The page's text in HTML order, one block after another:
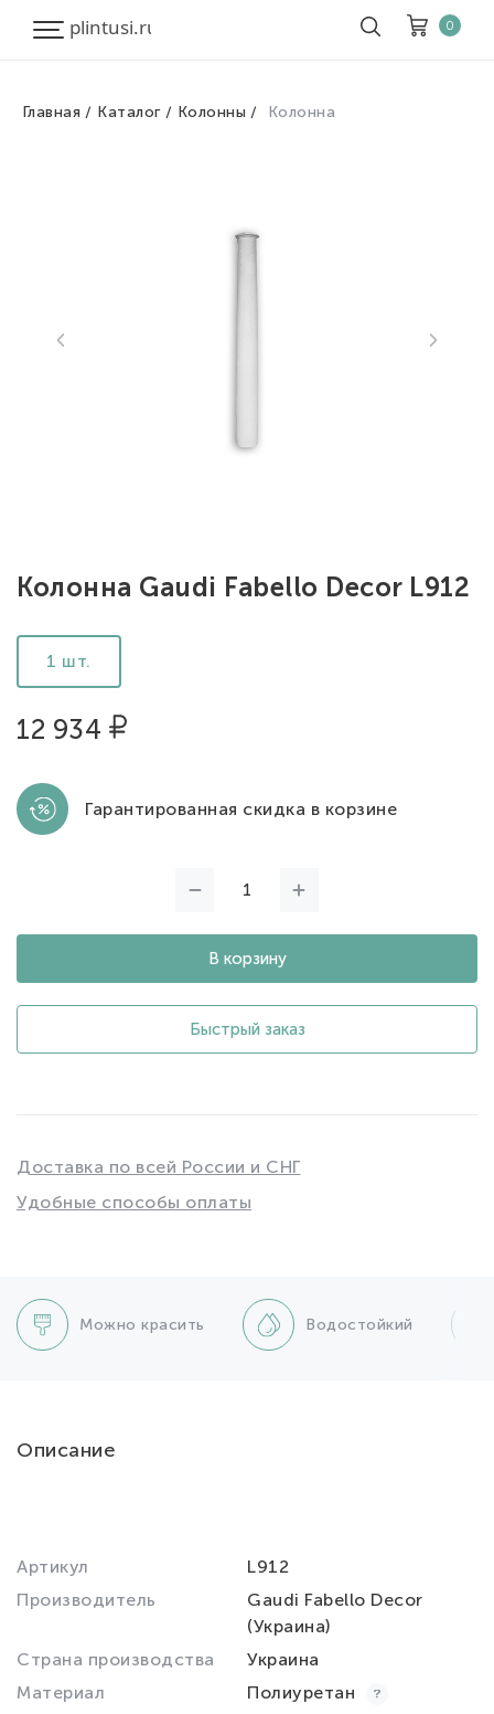
Скидка
0
Главная Каталог Колонны Колонна
Колонна Gaudi Fabello Decor L912
1 шт.
12 934
Гарантированная скидка в корзине
В корзину
Быстрый заказ
Доставка по всей России и СНГ
Удобные способы оплаты
Можно красить Водостойкий
Описание
Артикул
L912
Производитель
Gaudi Fabello Decor
(Украина)
Страна производства
Украина
Материал
Полиуретан